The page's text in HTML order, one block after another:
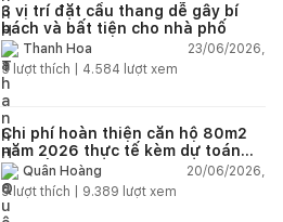
3 vị trí đặt cầu thang dễ gây bí
bách và bất tiện cho nhà phố
Thanh Hoa
23/06/2026,
5 lượt thích | 4.584 lượt xem
Chi phí hoàn thiện căn hộ 80m2
năm 2026 thực tế kèm dự toán
chi tiết từng hạng mục
Quân Hoàng
20/06/2026,
9lượt thích | 9.389 lượt xem